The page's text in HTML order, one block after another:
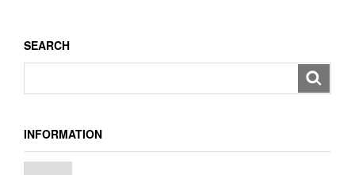
ン
SEARCH
INFORMATION